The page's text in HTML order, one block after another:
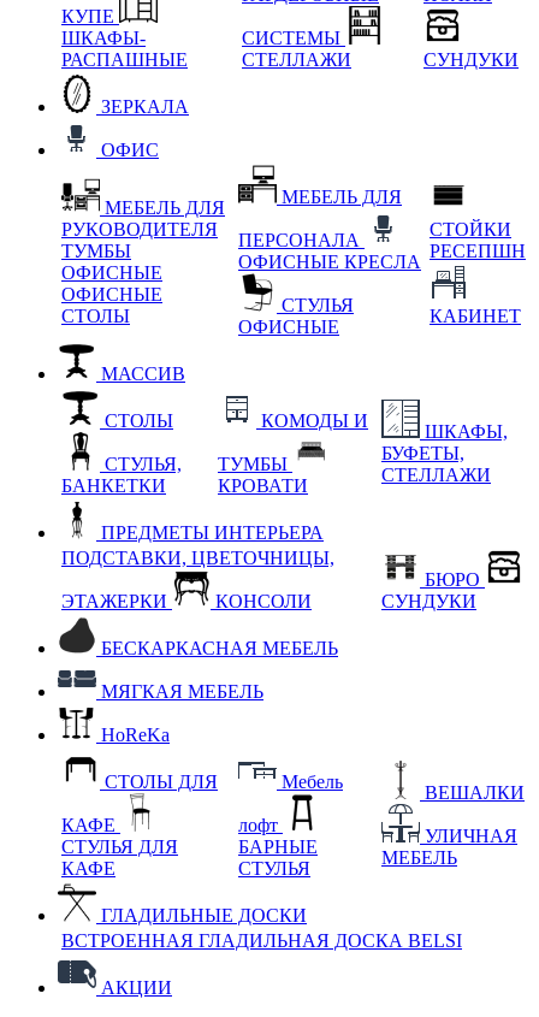
КУПЕ
ШКАФЫ-
РАСПАШНЫЕ
СИСТЕМЫ
СТЕЛЛАЖИ
СУНДУКИ
ЗЕРКАЛА
ОФИС
МЕБЕЛЬ ДЛЯ
РУКОВОДИТЕЛЯ
ТУМБЫ
ОФИСНЫЕ
ОФИСНЫЕ
СТОЛЫ
МЕБЕЛЬ ДЛЯ
ПЕРСОНАЛА
ОФИСНЫЕ КРЕСЛА
СТУЛЬЯ
ОФИСНЫЕ
СТОЙКИ
РЕСЕПШН
КАБИНЕТ
МАССИВ
СТОЛЫ
СТУЛЬЯ,
БАНКЕТКИ
КОМОДЫ И
ТУМБЫ
КРОВАТИ
ШКАФЫ,
БУФЕТЫ,
СТЕЛЛАЖИ
ПРЕДМЕТЫ ИНТЕРЬЕРА
ПОДСТАВКИ, ЦВЕТОЧНИЦЫ,
ЭТАЖЕРКИ КОНСОЛИ
БЮРО
СУНДУКИ
БЕСКАРКАСНАЯ МЕБЕЛЬ
МЯГКАЯ МЕБЕЛЬ
HoReKa
СТОЛЫ ДЛЯ
КАФЕ
СТУЛЬЯ ДЛЯ
КАФЕ
Мебель
лофт
БАРНЫЕ
СТУЛЬЯ
ВЕШАЛКИ
УЛИЧНАЯ
МЕБЕЛЬ
ГЛАДИЛЬНЫЕ ДОСКИ
ВСТРОЕННАЯ ГЛАДИЛЬНАЯ ДОСКА BELSI
АКЦИИ